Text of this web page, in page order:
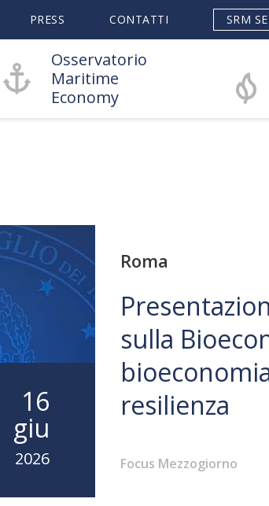
PRESS CONTATTI SRM
Osservatorio
Maritime
Economy
16
giu
2026
Roma
sulla
resilienza
Focus Mezzogiorno